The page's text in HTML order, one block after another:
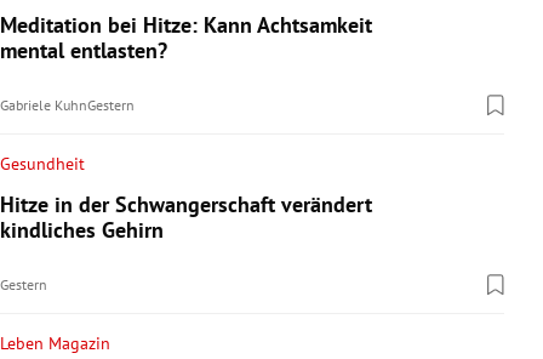
Meditation bei Hitze: Kann Achtsamkeit
mental entlasten?
Gabriele KuhnGestern
Gesundheit
Hitze in der Schwangerschaft verändert
kindliches Gehirn
Gestern
Leben Magazin